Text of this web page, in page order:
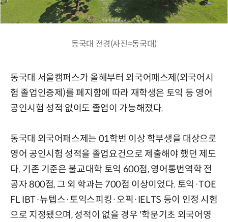
동국대 전경(사진=동국대)
동국대 서울캠퍼스가 올해부터 외국어패스제(외국어시
험 졸업인증제)를 폐지함에 따라 재학생은 토익 등 영어
공인시험 성적 없이도 졸업이 가능해졌다.
동국대 외국어패스제는 01학번 이상 학부생을 대상으로
영어 공인시험 성적을 졸업요건으로 제출해야 했던 제도
다. 기존 기준은 불교대학 토익 600점, 영어통번역학 전
공자 800점, 그 외 학과는 700점 이상이었다. 토익·TOE
FL IBT·뉴텝스·토익스피킹·오픽·IELTS 등이 인정 시험
으로 지정됐으며, 성적이 없을 경우 '학문기초 외국어영